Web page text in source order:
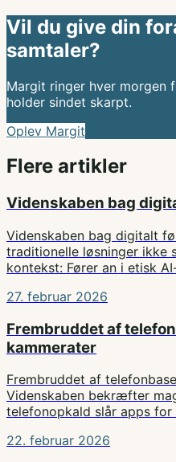
Vil du give din
samtaler?
Margit ringer hver morgen
holder sindet skarpt.
Oplev Margit
Flere artikler
Videnskaben bag
Videnskaben bag digitalt
traditionelle løsninger ikke
kontekst: Fører an i etisk
27. februar 2026
Frembruddet af
kammerater
Frembruddet af
Videnskaben bekræfter
telefonopkald slår apps
22. februar 2026